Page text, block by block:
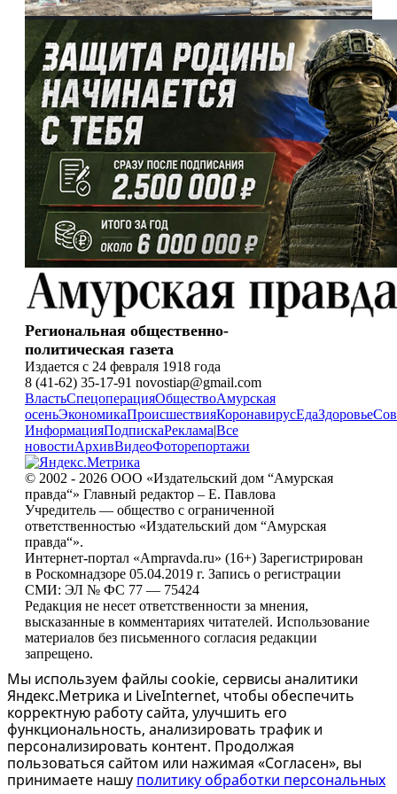
Региональная общественно-
политическая газета
Издается с 24 февраля 1918 года
8 (41-62) 35-17-91 novostiap@gmail.com
ВластьСпецоперацияОбществоАмурская
осеньЭкономикаПроисшествияКоронавирусЕдаЗдоровье
ИнформацияПодпискаРеклама|Все
новостиАрхивВидеоФоторепортажи
© 2002 - 2026 ООО «Издательский дом “Амурская
правда“» Главный редактор – Е. Павлова
Учредитель — общество с ограниченной
ответственностью «Издательский дом “Амурская
правда“».
Интернет-портал «Ampravda.ru» (16+) Зарегистрирован
в Роскомнадзоре 05.04.2019 г. Запись о регистрации
СМИ: ЭЛ № ФС 77 — 75424
Редакция не несет ответственности за мнения,
высказанные в комментариях читателей. Использование
материалов без письменного согласия редакции
запрещено.
Мы используем файлы cookie, сервисы аналитики
Яндекс.Метрика и LiveInternet, чтобы обеспечить
корректную работу сайта, улучшить его
функциональность, анализировать трафик и
персонализировать контент. Продолжая
пользоваться сайтом или нажимая «Согласен», вы
принимаете нашу политику обработки персональных